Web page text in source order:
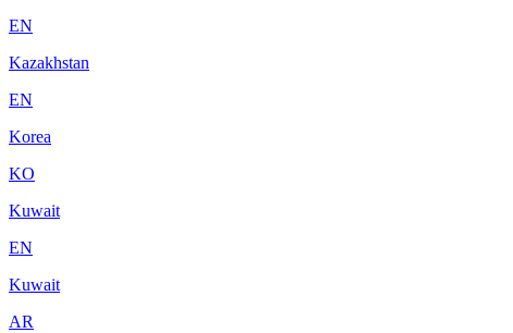
EN
Kazakhstan
EN
Korea
KO
Kuwait
EN
Kuwait
AR